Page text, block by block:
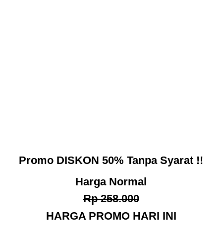
Promo DISKON 50% Tanpa Syarat !!
Harga Normal
Rp 258.000
HARGA PROMO HARI INI